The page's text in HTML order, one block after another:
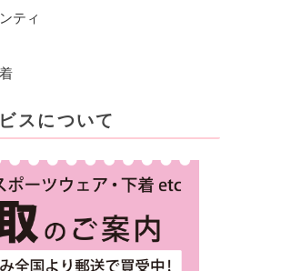
ティ
スについて